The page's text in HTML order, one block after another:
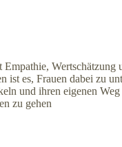
Wertschätzung
es, Frauen dabei zu
und ihren eigenen
zu gehen